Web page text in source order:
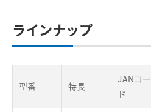
ラインナップ
型番 特長
JANコー
ド